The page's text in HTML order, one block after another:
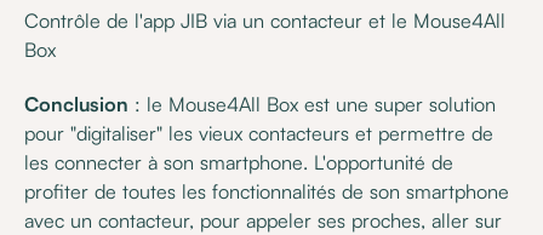
Contrôle de l'app JIB via un contacteur et le Mouse4All
Box
Conclusion : le Mouse4All Box est une super solution
pour "digitaliser" les vieux contacteurs et permettre de
les connecter à son smartphone. L'opportunité de
profiter de toutes les fonctionnalités de son smartphone
avec un contacteur, pour appeler ses proches, aller sur